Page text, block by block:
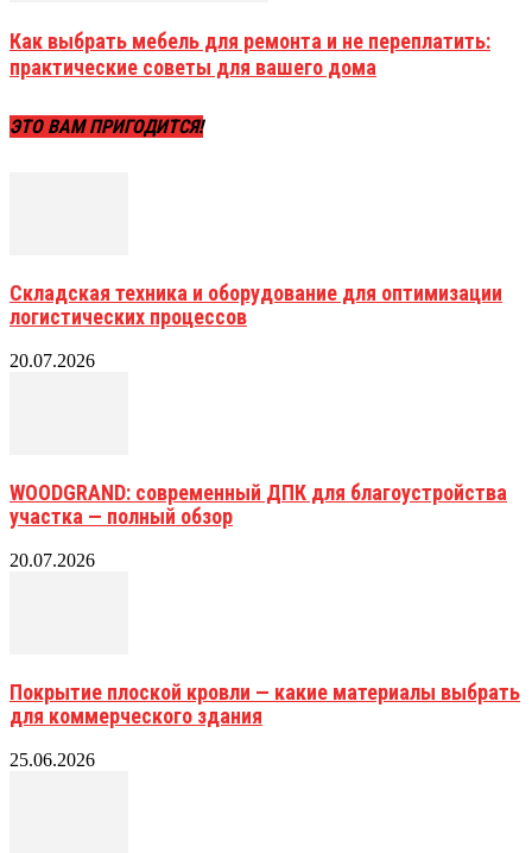
Как выбрать мебель для ремонта и не переплатить:
практические советы для вашего дома
ЭТО ВАМ ПРИГОДИТСЯ!
Складская техника и оборудование для оптимизации
логистических процессов
20.07.2026
WOODGRAND: современный ДПК для благоустройства
участка — полный обзор
20.07.2026
Покрытие плоской кровли — какие материалы выбрать
для коммерческого здания
25.06.2026